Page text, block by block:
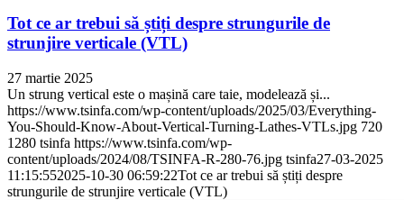
Tot ce ar trebui să știți despre strungurile de
strunjire verticale (VTL)
27 martie 2025
Un strung vertical este o mașină care taie, modelează și...
https://www.tsinfa.com/wp-content/uploads/2025/03/Everything-
You-Should-Know-About-Vertical-Turning-Lathes-VTLs.jpg 720
1280 tsinfa https://www.tsinfa.com/wp-
content/uploads/2024/08/TSINFA-R-280-76.jpg tsinfa27-03-2025
11:15:552025-10-30 06:59:22Tot ce ar trebui să știți despre
strungurile de strunjire verticale (VTL)